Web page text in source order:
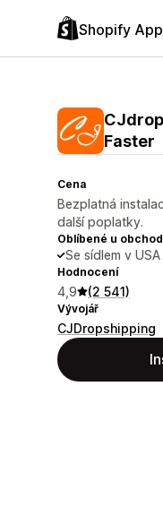
Shopify
Faster
Cena
Bezplatná
další poplatky.
Oblíbené u
Se sídlem v USA
Hodnocení
4,9 (2 541)
Vývojář
CJDropshipping